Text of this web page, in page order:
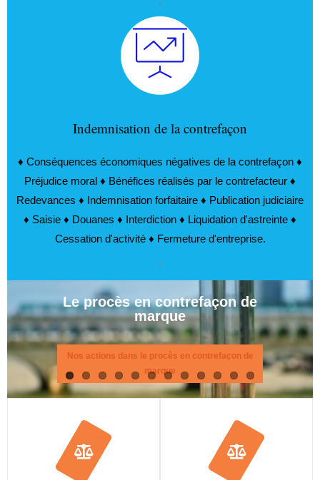
Indemnisation de la contrefaçon
♦ Conséquences économiques négatives de la contrefaçon ♦
Préjudice moral ♦ Bénéfices réalisés par le contrefacteur ♦
Redevances ♦ Indemnisation forfaitaire ♦ Publication judiciaire
♦ Saisie ♦ Douanes ♦ Interdiction ♦ Liquidation d'astreinte ♦
Cessation d'activité ♦ Fermeture d'entreprise.
.
Le procès en contrefaçon de
marque
Nos actions dans le procès en contrefaçon de
marque